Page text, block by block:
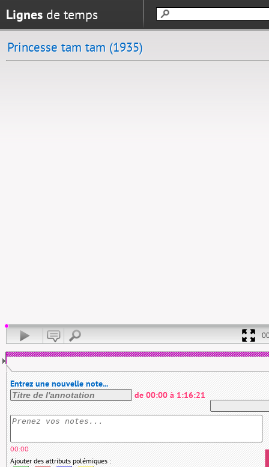
Lignes de temps
Princesse tam tam (1935)
Entrez une nouvelle note...
de 00:00 à 1:16:21
00:00
Ajouter des attributs polémiques :